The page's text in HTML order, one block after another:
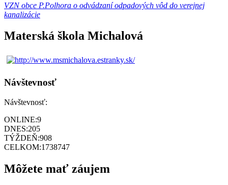
VZN obce P.Polhora o odvádzaní odpadových vôd do verejnej
kanalizácie
Materská škola Michalová
Návštevnosť
Návštevnosť:
ONLINE:9
DNES:205
TÝŽDEŇ:908
CELKOM:1738747
Môžete mať záujem